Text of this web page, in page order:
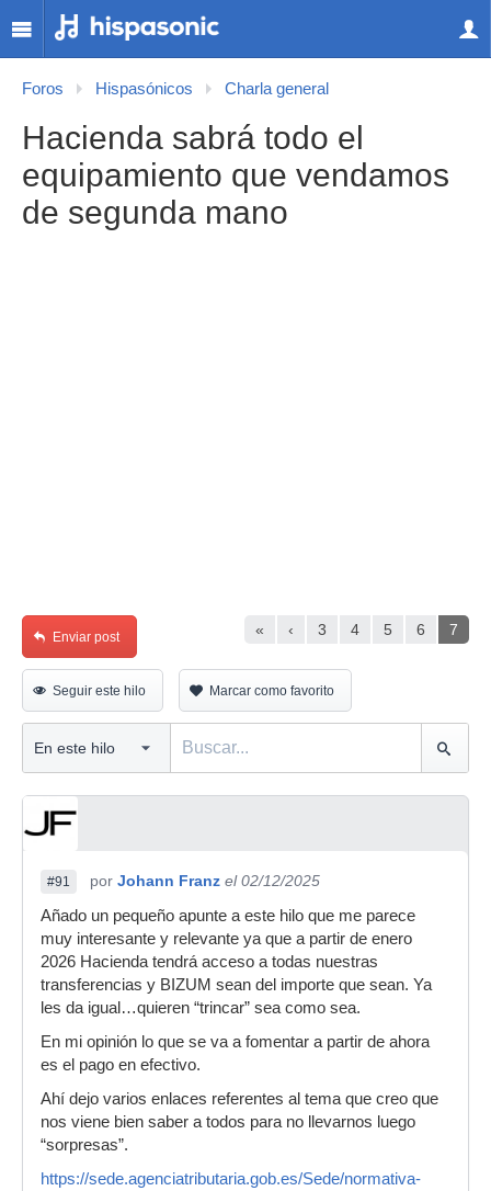
Foros Hispasónicos Charla general
Hacienda sabrá todo el
equipamiento que vendamos
de segunda mano
« ‹ 3 4 5 6 7
Enviar post
Seguir este hilo Marcar como favorito
#91 por Johann Franz el 02/12/2025
Añado un pequeño apunte a este hilo que me parece
muy interesante y relevante ya que a partir de enero
2026 Hacienda tendrá acceso a todas nuestras
transferencias y BIZUM sean del importe que sean. Ya
les da igual…quieren “trincar” sea como sea.
En mi opinión lo que se va a fomentar a partir de ahora
es el pago en efectivo.
Ahí dejo varios enlaces referentes al tema que creo que
nos viene bien saber a todos para no llevarnos luego
“sorpresas”.
https://sede.agenciatributaria.gob.es/Sede/normativa-